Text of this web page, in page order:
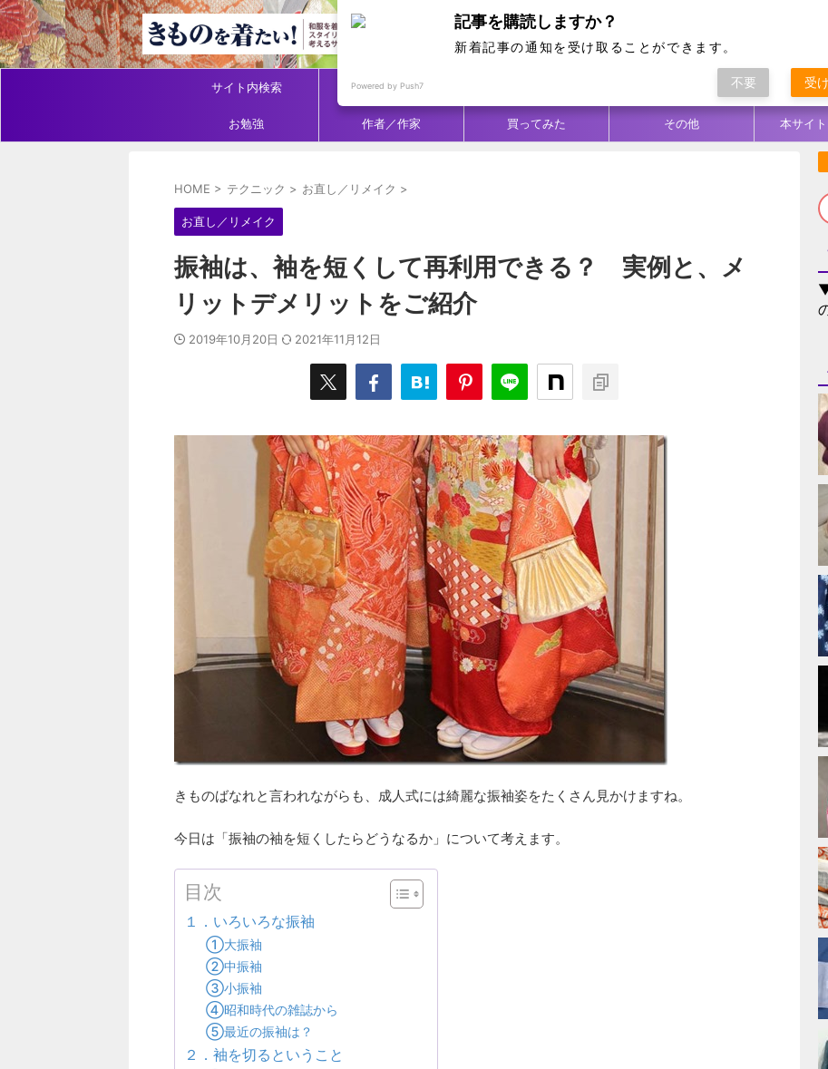
サイト内検索 アイテム別 コーディ
お勉強 作者／作家 買ってみた その他 本サイ
HOME > テクニック > お直し／リメイク >
お直し／リメイク
振袖は、袖を短くして再利用できる？ 実例と、メ
リットデメリットをご紹介
2019年10月20日 2021年11月12日
きものばなれと言われながらも、成人式には綺麗な振袖姿をたくさん見かけますね。
今日は「振袖の袖を短くしたらどうなるか」について考えます。
目次
１．いろいろな振袖
①大振袖
②中振袖
③小振袖
④昭和時代の雑誌から
⑤最近の振袖は？
２．袖を切るということ
記事を購読しますか？
新着記事の通知を受け取ることができます。
Powered by Push7 不要 受